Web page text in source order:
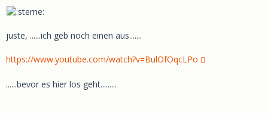
juste, ......ich geb noch einen aus.......
https://www.youtube.com/watch?v=BulOfOqcLPo
......bevor es hier los geht.........